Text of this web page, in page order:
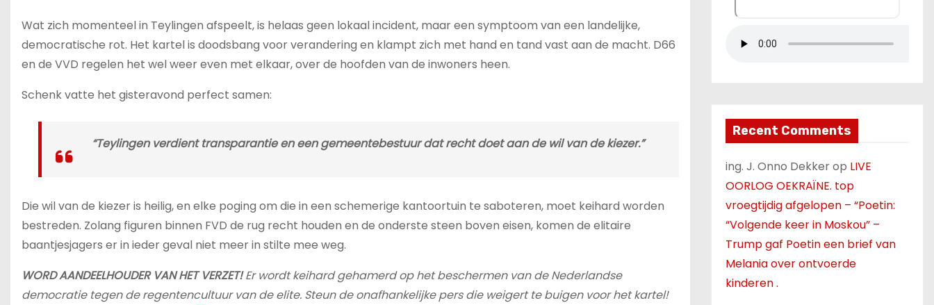
Wat zich momenteel in Teylingen afspeelt, is helaas geen lokaal incident, maar een symptoom van een landelijke,
democratische rot. Het kartel is doodsbang voor verandering en klampt zich met hand en tand vast aan de macht. D66
en de VVD regelen het wel weer even met elkaar, over de hoofden van de inwoners heen.
Schenk vatte het gisteravond perfect samen:
“Teylingen verdient transparantie en een gemeentebestuur dat recht doet aan de wil van de kiezer.”
Die wil van de kiezer is heilig, en elke poging om die in een schemerige kantoortuin te saboteren, moet keihard worden
bestreden. Zolang figuren binnen FVD de rug recht houden en de onderste steen boven eisen, komen de elitaire
baantjesjagers er in ieder geval niet meer in stilte mee weg.
WORD AANDEELHOUDER VAN HET VERZET! Er wordt keihard gehamerd op het beschermen van de Nederlandse
democratie tegen de regentencultuur van de elite. Steun de onafhankelijke pers die weigert te buigen voor het kartel!
Recent Comments
ing. J. Onno Dekkerop LIVE
OORLOG OEKRAÏNE. top
vroegtijdig afgelopen – “Poetin:
“Volgende keer in Moskou” –
Trump gaf Poetin een brief van
Melania over ontvoerde
kinderen .